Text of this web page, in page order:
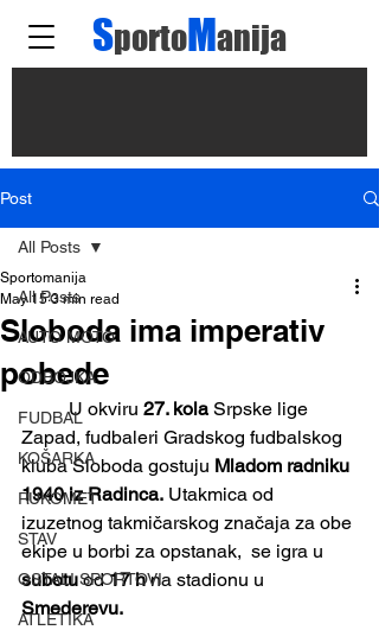
SportoManija
Post
All Posts
AUTO MOTO
ODBOJKA
FUDBAL
KOŠARKA
RUKOMET
STAV
OSTALI SPORTOVI
ATLETIKA
All Posts
Sloboda ima imperativ
pobede
Sportomanija
May 15 3 min read
	U okviru
27. kola Srpske lige
Zapad, fudbaleri Gradskog fudbalskog
kluba Sloboda gostuju Mladom radniku
1940 iz Radinca. Utakmica od
izuzetnog takmičarskog značaja za obe
ekipe u borbi za opstanak,  se igra u
subotu od 17 h na stadionu u
Smederevu.